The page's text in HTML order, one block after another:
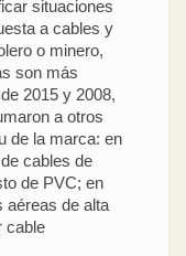
situaciones
a cables y
o minero,
son más
2015 y 2008,
a otros
de la marca: en
cables de
de PVC; en
aéreas de alta
cable